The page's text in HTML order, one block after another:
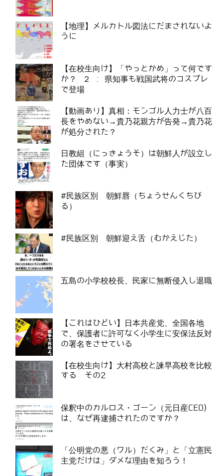
【地理】メルカトル図法にだまされないよ
うに
【在校生向け】「やっとかめ」って何です
か？ ２ : 県知事も戦国武将のコスプレ
で登場
【動画あり】真相：モンゴル人力士が八百
長をやめない→貴乃花親方が告発→貴乃花
が処分された？
日教組（にっきょうそ）は朝鮮人が設立し
た団体です（事実）
#民族区別 朝鮮唇（ちょうせんくちび
る）
#民族区別 朝鮮迎え舌（むかえじた）
五島の小学校校長、民家に無断侵入し退職
【これはひどい】日本共産党、全国各地
で、保護者に許可なく小学生に安保法反対
の署名をさせている
【在校生向け】大村高校と諫早高校を比較
する その2
保釈中のカルロス・ゴーン（元日産CEO)
は、なぜ再逮捕されたのですか？
「公明党の悪（ワル）だくみ」と「立憲民
主党だけは」ダメな理由を知ろう！